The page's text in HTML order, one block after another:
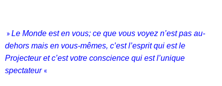
»Le Monde est en vous; ce que vous voyez n’est pas au-
dehors mais en vous-mêmes, c’est l’esprit qui est le
Projecteur et c’est votre conscience qui est l’unique
spectateur «